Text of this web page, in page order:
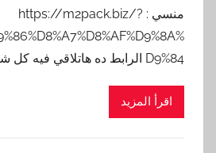
منسي : https://m2pack.biz/?
D9%84 الرابط ده هاتلاقي فيه كل شيئ
اقرأ المزيد